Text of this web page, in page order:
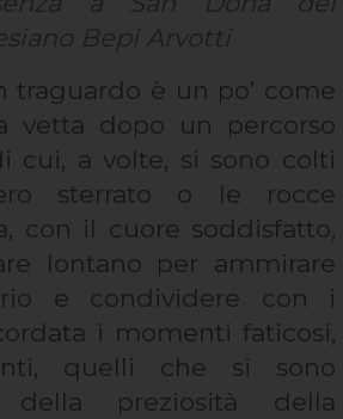
Bepi Arvotti
traguardo è un po’ come
vetta dopo un percorso
cui, a volte, si sono colti
sterrato o le rocce
con il cuore soddisfatto,
lontano per ammirare
e condividere con i
i momenti faticosi,
quelli che si sono
della preziosità della